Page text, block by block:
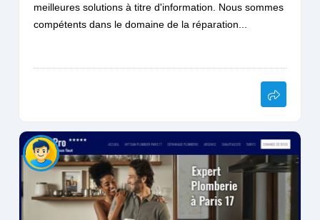
meilleures solutions à titre d'information. Nous sommes
compétents dans le domaine de la réparation...